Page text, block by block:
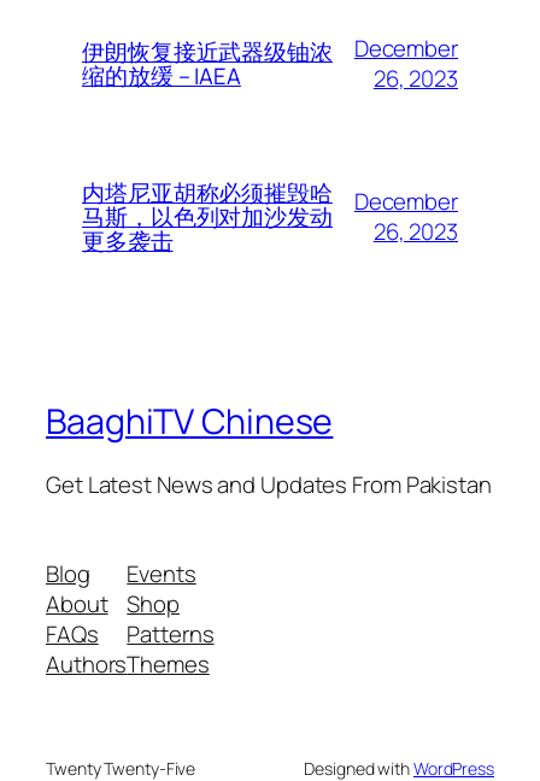
伊朗恢复接近武器级铀浓
缩的放缓 – IAEA
December
26, 2023
内塔尼亚胡称必须摧毁哈
马斯，以色列对加沙发动
更多袭击
December
26, 2023
BaaghiTV Chinese
Get Latest News and Updates From Pakistan
Blog
About
FAQs
Authors
Events
Shop
Patterns
Themes
Twenty Twenty-Five Designed withWordPress